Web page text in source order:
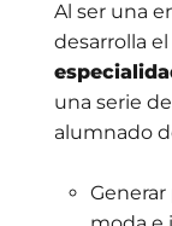
Al ser una
desarrolla el
una serie
alumnado